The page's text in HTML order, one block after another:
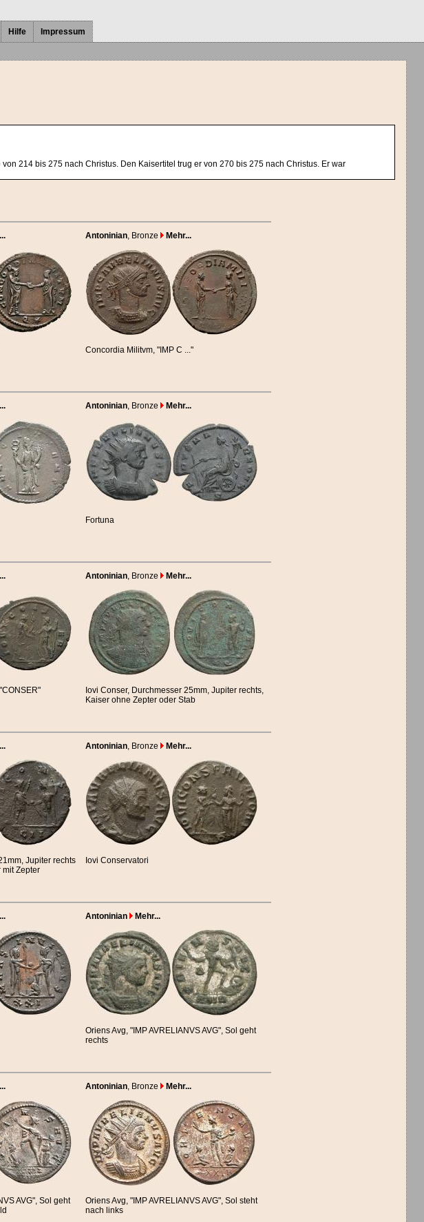
Hilfe Impressum
214 bis 275 nach Christus. Den Kaisertitel trug er von 270 bis 275 nach Christus. Er war
Antoninian, Bronze Mehr...
Concordia Militvm, "IMP C ..."
Antoninian, Bronze Mehr...
Fortuna
Antoninian, Bronze Mehr...
Iovi Conser, Durchmesser 25mm, Jupiter rechts,
Kaiser ohne Zepter oder Stab
Jupiter rechts
mit Zepter
Antoninian, Bronze Mehr...
Iovi Conservatori
Antoninian Mehr...
Oriens Avg, "IMP AVRELIANVS AVG", Sol geht
rechts
AVG", Sol geht
Antoninian, Bronze Mehr...
Oriens Avg, "IMP AVRELIANVS AVG", Sol steht
nach links